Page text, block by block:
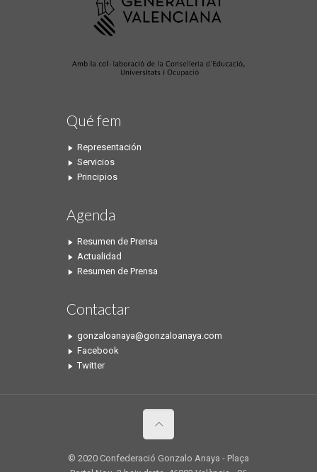
Qué fem
Representación
Servicios
Principios
Agenda
Resumen de Prensa
Actualidad
Resumen de Prensa
Contactar
gonzaloanaya@gonzaloanaya.com
Facebook
Twitter
© 2020 Confederació Gonzalo Anaya - Plaça